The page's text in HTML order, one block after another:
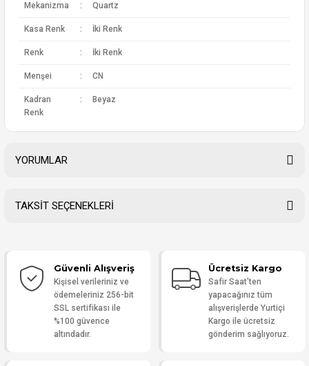
Mekanizma : Quartz
Kasa Renk : İki Renk
Renk : İki Renk
Menşei : CN
Kadran
Renk
: Beyaz
YORUMLAR
Yorum Yaz
TAKSİT SEÇENEKLERİ
Güvenli Alışveriş
Kişisel verileriniz ve
ödemeleriniz 256-bit
SSL sertifikası ile
%100 güvence
altındadır.
Ücretsiz Kargo
Safir Saat'ten
yapacağınız tüm
alışverişlerde Yurtiçi
Kargo ile ücretsiz
gönderim sağlıyoruz.